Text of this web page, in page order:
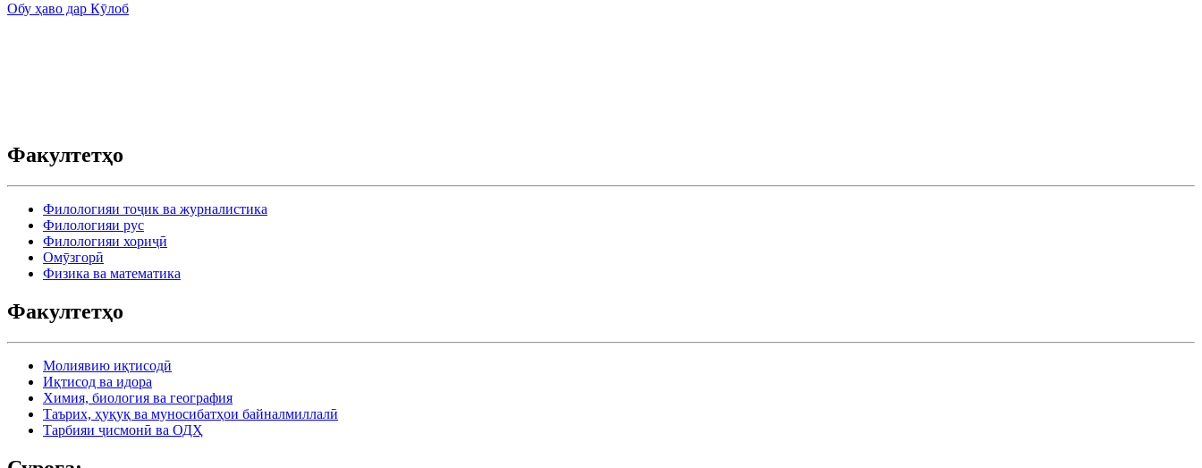
Обу ҳаво дар Кӯлоб
Факултетҳо
Филологияи тоҷик ва журналистика
Филологияи рус
Филологияи хориҷӣ
Омӯзгорӣ
Физика ва математика
Факултетҳо
Молиявию иқтисодӣ
Иқтисод ва идора
Химия, биология ва география
Таърих, ҳуқуқ ва муносибатҳои байналмиллалӣ
Тарбияи ҷисмонӣ ва ОДҲ